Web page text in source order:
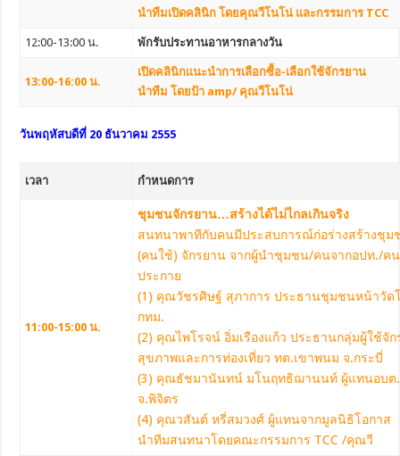
นำทีมเปิดคลินิก โดยคุณวีโนโน่ และกรรมการ TCC
12:00-13:00 น. พักรับประทานอาหารกลางวัน
13:00-16:00 น.
เปิดคลินิกแนะนำการเลือกซื้อ-เลือกใช้จักรยาน
นำทีม โดยป้า amp/ คุณวีโนโน่
วันพฤหัสบดีที่ 20 ธันวาคม 2555
เวลา กำหนดการ
11:00-15:00 น.
ชุมชนจักรยาน…สร้างได้ไม่ไกลเกินจริง
สนทนาพาทีกับคนมีประสบการณ์ก่อร่างสร้างชุม
(คนใช้) จักรยาน จากผู้นำชุมชน/คนจากอปท./ค
ประกาย
(1) คุณวัชรศิษฐ์ สุภาการ ประธานชุมชนหน้าวัด
กทม.
(2) คุณไพโรจน์ อิ่มเรืองแก้ว ประธานกลุ่มผู้ใช้จัก
สุขภาพและการท่องเที่ยว ทต.เขาพนม จ.กระบี่
(3) คุณธัชมานันทน์ มโนฤทธิฌานนท์ ผู้แทนอบต.
จ.พิจิตร
(4) คุณวสันต์ หรี่สมวงศ์ ผู้แทนจากมูลนิธิโอกาส
นำทีมสนทนาโดยคณะกรรมการ TCC /คุณวี